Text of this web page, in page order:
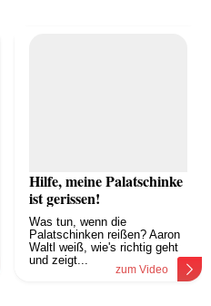
Hilfe, meine Palatschinke
ist gerissen!
Was tun, wenn die
Palatschinken reißen? Aaron
Waltl weiß, wie's richtig geht
und zeigt...
zum Video